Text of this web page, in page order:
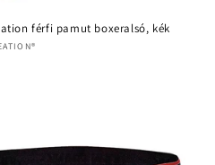
férfi pamut boxeralsó, kék